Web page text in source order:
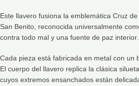
Este llavero fusiona la emblemática Cruz
San Benito, reconocida universalmente
contra todo mal y una fuente de paz interior.
Cada pieza está fabricada en metal con un
El cuerpo del llavero replica la clásica
cuyos extremos ensanchados están